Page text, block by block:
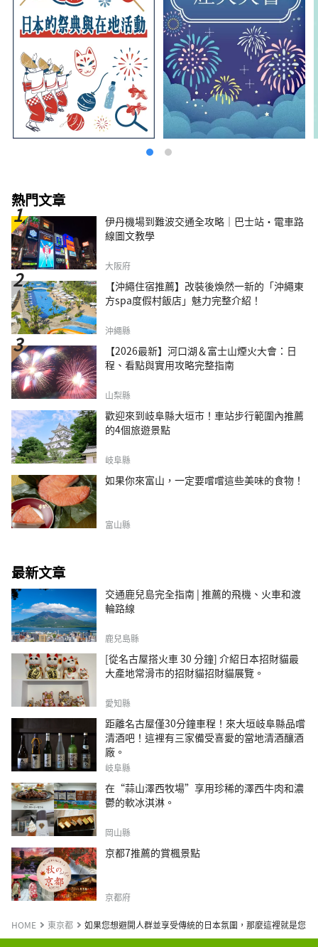
熱門文章
伊丹機場到難波交通全攻略｜巴士站・電車路
線圖文教學
大阪府
【沖繩住宿推薦】改裝後煥然一新的「沖繩東
方spa度假村飯店」魅力完整介紹！
沖繩縣
【2026最新】河口湖＆富士山煙火大會：日
程、看點與實用攻略完整指南
山梨縣
歡迎來到岐阜縣大垣市！車站步行範圍內推薦
的4個旅遊景點
岐阜縣
如果你來富山，一定要嚐嚐這些美味的食物！
富山縣
最新文章
交通鹿兒島完全指南 | 推薦的飛機、火車和渡
輪路線
鹿兒島縣
[從名古屋搭火車 30 分鐘] 介紹日本招財貓最
大產地常滑市的招財貓招財貓展覽。
愛知縣
距離名古屋僅30分鐘車程！來大垣岐阜縣品嚐
清酒吧！這裡有三家備受喜愛的當地清酒釀酒
廠。
岐阜縣
在“蒜山澤西牧場”享用珍稀的澤西牛肉和濃
鬱的軟冰淇淋。
岡山縣
京都7推薦的賞楓景點
京都府
HOME 東京都 如果您想避開人群並享受傳統的日本氛圍，那麼這裡就是您